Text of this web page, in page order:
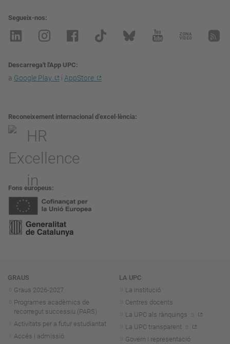
Segueix-nos
Descarrega't l'App UPC
a Google Play i AppStore
Reconeixement internacional d’excel·lència
Fons europeus
Navegació
GRAUS
Graus 2026-2027
Programes acadèmics de
recorregut successiu (PARS)
Activitats per a futur estudiantat
Accés i admissió
LA UPC
La institució
Centres docents
La UPC als rànquings
La UPC transparent
Govern i representació